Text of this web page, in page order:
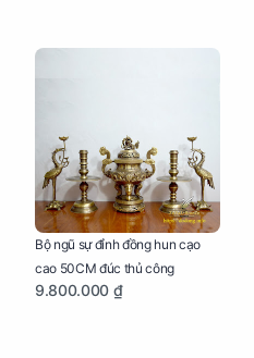
Bộ ngũ sự đỉnh đồng hun cạo
cao 50CM đúc thủ công
9.800.000 ₫